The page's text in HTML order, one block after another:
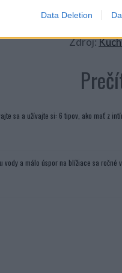
Data Deletion
Zdroj:
sa a užívajte si: 6 tipov, ako mať z
vody a málo úspor na blížiace sa ročné